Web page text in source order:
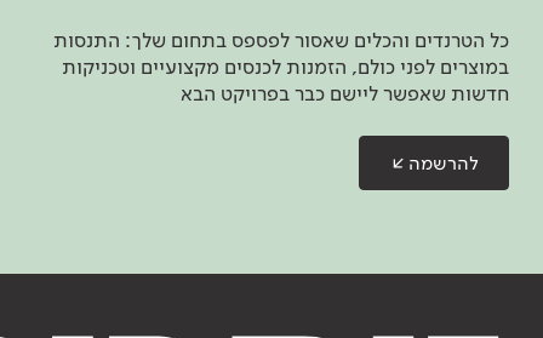
כל הטרנדים והכלים שאסור לפספס בתחום שלך: התנסות
במוצרים לפני כולם, הזמנות לכנסים מקצועיים וטכניקות
חדשות שאפשר ליישם כבר בפרויקט הבא
להרשמה